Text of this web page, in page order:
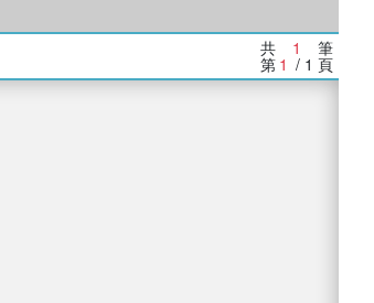
共 1 筆
第 1 / 1 頁